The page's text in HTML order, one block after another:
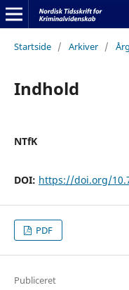
Startside / Arkiver /
Indhold
NTfK
DOI: https://doi.org/
PDF
Publiceret